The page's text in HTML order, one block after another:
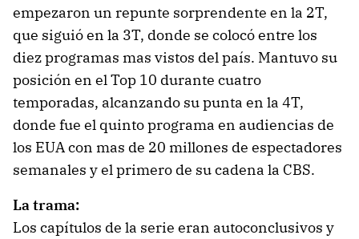
empezaron un repunte sorprendente en la 2T,
que siguió en la 3T, donde se colocó entre los
diez programas mas vistos del país. Mantuvo su
posición en el Top 10 durante cuatro
temporadas, alcanzando su punta en la 4T,
donde fue el quinto programa en audiencias de
los EUA con mas de 20 millones de espectadores
semanales y el primero de su cadena la CBS.
La trama:
Los capítulos de la serie eran autoconclusivos y